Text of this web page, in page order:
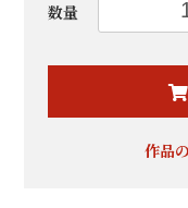
数量
お買い物
作品